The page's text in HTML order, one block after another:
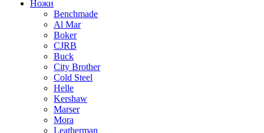
Ножи
Benchmade
Al Mar
Boker
CJRB
Buck
City Brother
Cold Steel
Helle
Kershaw
Marser
Mora
Leatherman